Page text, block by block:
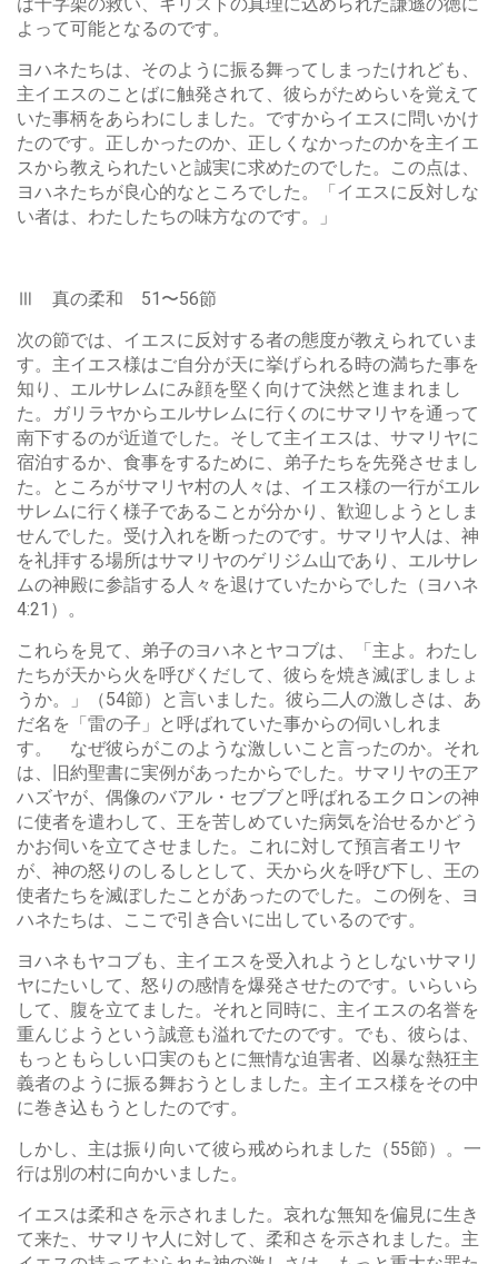
よって可能となるのです。
ヨハネたちは、そのように振る舞ってしまったけれども、
主イエスのことばに触発されて、彼らがためらいを覚えて
いた事柄をあらわにしました。ですからイエスに問いかけ
たのです。正しかったのか、正しくなかったのかを主イエ
スから教えられたいと誠実に求めたのでした。この点は、
ヨハネたちが良心的なところでした。「イエスに反対しな
い者は、わたしたちの味方なのです。」
Ⅲ 真の柔和 51〜56節
次の節では、イエスに反対する者の態度が教えられていま
す。主イエス様はご自分が天に挙げられる時の満ちた事を
知り、エルサレムにみ顔を堅く向けて決然と進まれまし
た。ガリラヤからエルサレムに行くのにサマリヤを通って
南下するのが近道でした。そして主イエスは、サマリヤに
宿泊するか、食事をするために、弟子たちを先発させまし
た。ところがサマリヤ村の人々は、イエス様の一行がエル
サレムに行く様子であることが分かり、歓迎しようとしま
せんでした。受け入れを断ったのです。サマリヤ人は、神
を礼拝する場所はサマリヤのゲリジム山であり、エルサレ
ムの神殿に参詣する人々を退けていたからでした（ヨハネ
4:21）。
これらを見て、弟子のヨハネとヤコブは、「主よ。わたし
たちが天から火を呼びくだして、彼らを焼き滅ぼしましょ
うか。」（54節）と言いました。彼ら二人の激しさは、あ
だ名を「雷の子」と呼ばれていた事からの伺いしれま
す。 なぜ彼らがこのような激しいこと言ったのか。それ
は、旧約聖書に実例があったからでした。サマリヤの王ア
ハズヤが、偶像のバアル・セブブと呼ばれるエクロンの神
に使者を遣わして、王を苦しめていた病気を治せるかどう
かお伺いを立てさせました。これに対して預言者エリヤ
が、神の怒りのしるしとして、天から火を呼び下し、王の
使者たちを滅ぼしたことがあったのでした。この例を、ヨ
ハネたちは、ここで引き合いに出しているのです。
ヨハネもヤコブも、主イエスを受入れようとしないサマリ
ヤにたいして、怒りの感情を爆発させたのです。いらいら
して、腹を立てました。それと同時に、主イエスの名誉を
重んじようという誠意も溢れでたのです。でも、彼らは、
もっともらしい口実のもとに無情な迫害者、凶暴な熱狂主
義者のように振る舞おうとしました。主イエス様をその中
に巻き込もうとしたのです。
しかし、主は振り向いて彼ら戒められました（55節）。一
行は別の村に向かいました。
イエスは柔和さを示されました。哀れな無知を偏見に生き
て来た、サマリヤ人に対して、柔和さを示されました。主